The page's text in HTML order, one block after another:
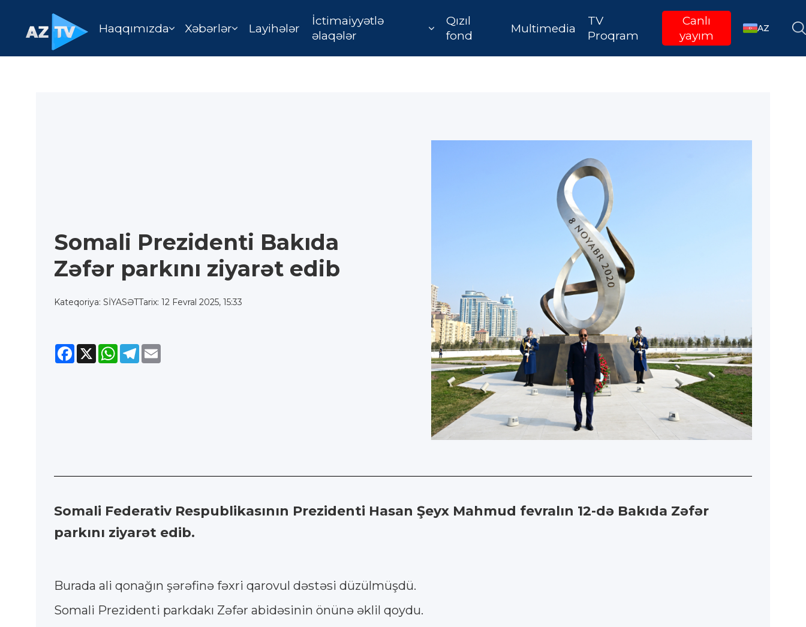
Haqqımızda Xəbərlər Layihələr
İctimaiyyətlə
əlaqələr
Qızıl
fond
Multimedia
TV
Proqram
Canlı
yayım
AZ
Somali Prezidenti Bakıda
Zəfər parkını ziyarət edib
Kateqoriya: SİYASƏTTarix: 12 Fevral 2025, 15:33
Facebook
X WhatsApp
Telegram
Somali Federativ Respublikasının Prezidenti Hasan Şeyx Mahmud fevralın 12-də Bakıda Zəfər
parkını ziyarət edib.
Burada ali qonağın şərəfinə fəxri qarovul dəstəsi düzülmüşdü.
Somali Prezidenti parkdakı Zəfər abidəsinin önünə əklil qoydu.